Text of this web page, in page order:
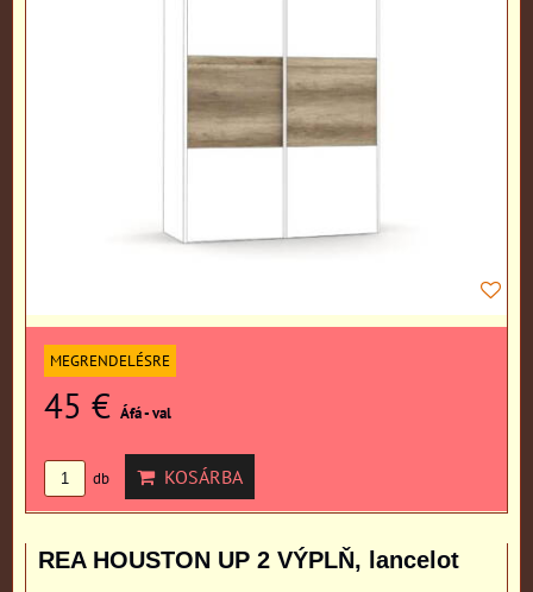
MEGRENDELÉSRE
45 € Áfá - val
db KOSÁRBA
REA HOUSTON UP 2 VÝPLŇ, lancelot